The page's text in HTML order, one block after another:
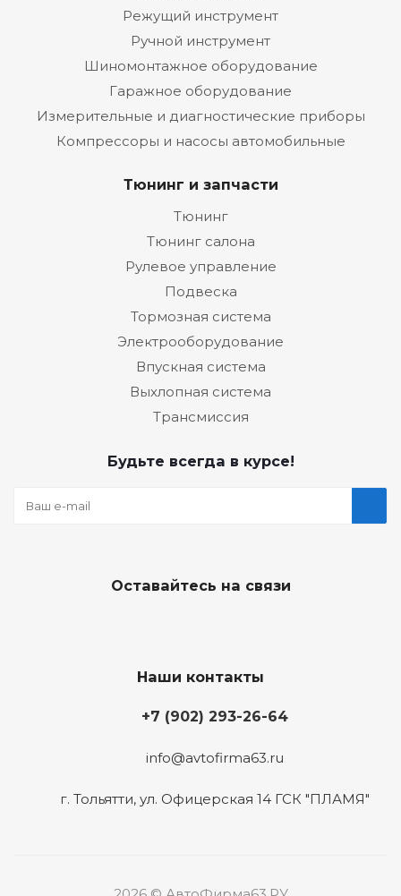
Режущий инструмент
Ручной инструмент
Шиномонтажное оборудование
Гаражное оборудование
Измерительные и диагностические приборы
Компрессоры и насосы автомобильные
Тюнинг и запчасти
Тюнинг
Тюнинг салона
Рулевое управление
Подвеска
Тормозная система
Электрооборудование
Впускная система
Выхлопная система
Трансмиссия
Будьте всегда в курсе!
Оставайтесь на связи
Наши контакты
+7 (902) 293-26-64
info@avtofirma63.ru
г. Тольятти, ул. Офицерская 14 ГСК "ПЛАМЯ"